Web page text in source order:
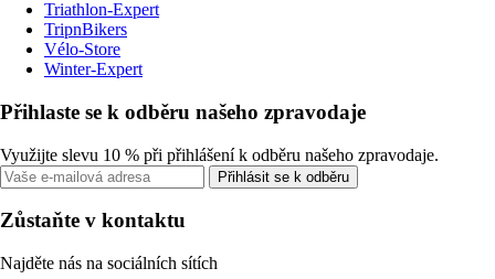
Triathlon-Expert
TripnBikers
Vélo-Store
Winter-Expert
Přihlaste se k odběru našeho zpravodaje
Využijte slevu 10 % při přihlášení k odběru našeho zpravodaje.
Přihlásit se k odběru
Zůstaňte v kontaktu
Najděte nás na sociálních sítích